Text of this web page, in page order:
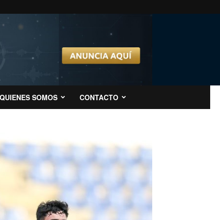
QUIENES SOMOS CONTACTO